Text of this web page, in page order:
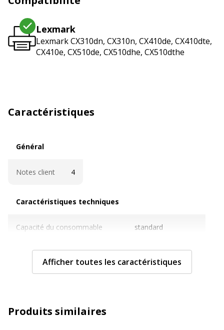
Lexmark
Lexmark CX310dn, CX310n, CX410de, CX410dte,
CX410e, CX510de, CX510dhe, CX510dthe
Caractéristiques
Général
Notes client 4
Caractéristiques techniques
Capacité du consommable standard
Cartouches de marque Oui
Afficher toutes les caractéristiques
Produits similaires